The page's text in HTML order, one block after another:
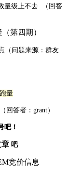
量级上不去 （回答
（问题来源：群友
量
回答者：grant）
吧！
章 吧
竞价信息